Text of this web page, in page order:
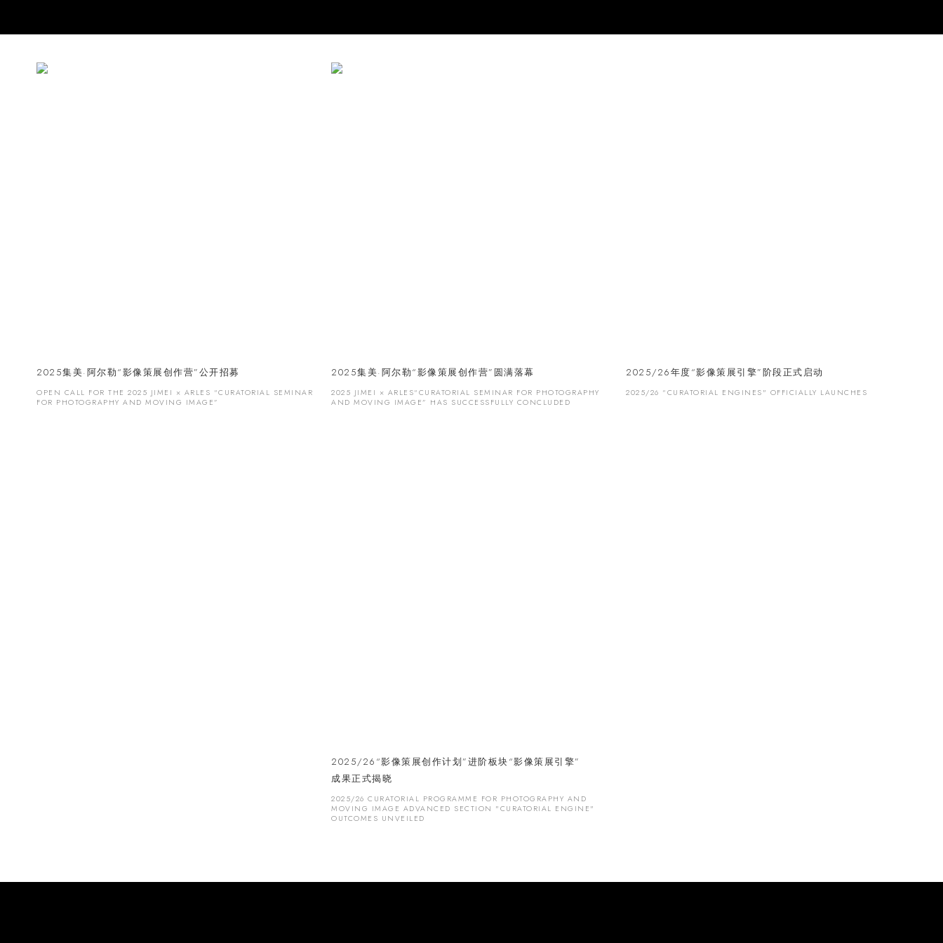
2025集美·阿尔勒“影像策展创作营”公开招募
OPEN CALL FOR THE 2025 JIMEI × ARLES “CURATORIAL SEMINAR
FOR PHOTOGRAPHY AND MOVING IMAGE”
2025集美·阿尔勒“影像策展创作营”圆满落幕
2025 JIMEI × ARLES“CURATORIAL SEMINAR FOR PHOTOGRAPHY
AND MOVING IMAGE” HAS SUCCESSFULLY CONCLUDED
2025/26年度“影像策展引擎”阶段正式启动
2025/26 “CURATORIAL ENGINES" OFFICIALLY LAUNCHES
2025/26“影像策展创作计划”进阶板块“影像策展引擎”
成果正式揭晓
2025/26 CURATORIAL PROGRAMME FOR PHOTOGRAPHY AND
MOVING IMAGE ADVANCED SECTION "CURATORIAL ENGINE"
OUTCOMES UNVEILED